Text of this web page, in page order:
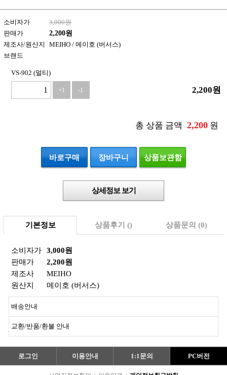
소비자가
3,000원
판매가
2,200원
제조사/원산지
MEIHO / 메이호 (버서스)
브랜드
VS-902 (멀티)
+1 -1 2,200원
총 상품 금액 2,200 원
바로구매 장바구니 상품보관함
상세정보 보기
기본정보 상품후기 () 상품문의 (0)
소비자가
3,000원
판매가
2,200원
제조사
MEIHO
원산지
메이호 (버서스)
배송안내
교환/반품/환불 안내
로그인 이용안내 1:1문의 PC버전